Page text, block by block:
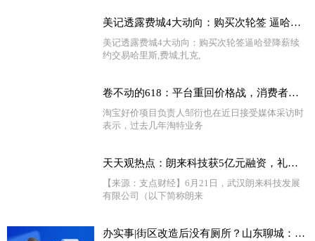
美记透露费城4大动向：购买次轮签 逼哈登降薪续约 交易哈里斯-天天视点
美记透露费城4大动向：购买次轮签逼哈登降薪续
约交易哈里斯,费城,扎克,
卷不动的618：平台重回价格战，消费者却越来越冷静了|天天快资讯
淘宝好价项目负责人邹衍也在近日接受媒体采访时
表示，过去几年淘特业务
天天观热点：朗来科技获5亿元融资，礼来亚洲基金首次投资湖北
【来源：支点财经】6月21日，武汉朗来科技发展
有限公司（以下简称朗来
办实事|街区改造后没有厕所？山东聊城：安排！-天天热头条